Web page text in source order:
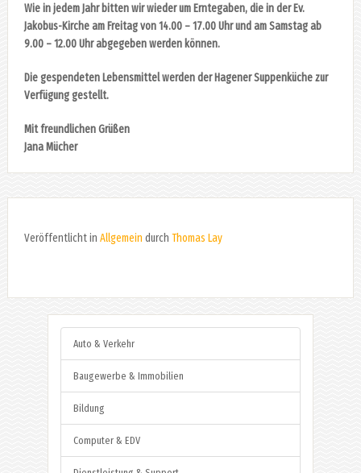
Wie in jedem Jahr bitten wir wieder um Erntegaben, die in der Ev.
Jakobus-Kirche am Freitag von 14.00 – 17.00 Uhr und am Samstag ab
9.00 – 12.00 Uhr abgegeben werden können.
Die gespendeten Lebensmittel werden der Hagener Suppenküche zur
Verfügung gestellt.
Mit freundlichen Grüßen
Jana Mücher
Veröffentlicht in Allgemein durch Thomas Lay
Auto & Verkehr
Baugewerbe & Immobilien
Bildung
Computer & EDV